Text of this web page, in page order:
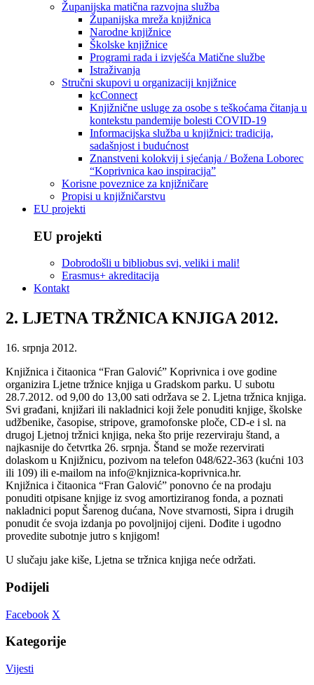
Županijska matična razvojna služba
Županijska mreža knjižnica
Narodne knjižnice
Školske knjižnice
Programi rada i izvješća Matične službe
Istraživanja
Stručni skupovi u organizaciji knjižnice
kcConnect
Knjižnične usluge za osobe s teškoćama čitanja u
kontekstu pandemije bolesti COVID-19
Informacijska služba u knjižnici: tradicija,
sadašnjost i budućnost
Znanstveni kolokvij i sjećanja / Božena Loborec
“Koprivnica kao inspiracija”
Korisne poveznice za knjižničare
Propisi u knjižničarstvu
EU projekti
EU projekti
Dobrodošli u bibliobus svi, veliki i mali!
Erasmus+ akreditacija
Kontakt
2. LJETNA TRŽNICA KNJIGA 2012.
16. srpnja 2012.
Knjižnica i čitaonica “Fran Galović” Koprivnica i ove godine
organizira Ljetne tržnice knjiga u Gradskom parku. U subotu
28.7.2012. od 9,00 do 13,00 sati održava se 2. Ljetna tržnica knjiga.
Svi građani, knjižari ili nakladnici koji žele ponuditi knjige, školske
udžbenike, časopise, stripove, gramofonske ploče, CD-e i sl. na
drugoj Ljetnoj tržnici knjiga, neka što prije rezerviraju štand, a
najkasnije do četvrtka 26. srpnja. Štand se može rezervirati
dolaskom u Knjižnicu, pozivom na telefon 048/622-363 (kućni 103
ili 109) ili e-mailom na info@knjiznica-koprivnica.hr.
Knjižnica i čitaonica “Fran Galović” ponovno će na prodaju
ponuditi otpisane knjige iz svog amortiziranog fonda, a poznati
nakladnici poput Šarenog dućana, Nove stvarnosti, Sipra i drugih
ponudit će svoja izdanja po povoljnijoj cijeni. Dođite i ugodno
provedite subotnje jutro s knjigom!
U slučaju jake kiše, Ljetna se tržnica knjiga neće održati.
Podijeli
Facebook X
Kategorije
Vijesti